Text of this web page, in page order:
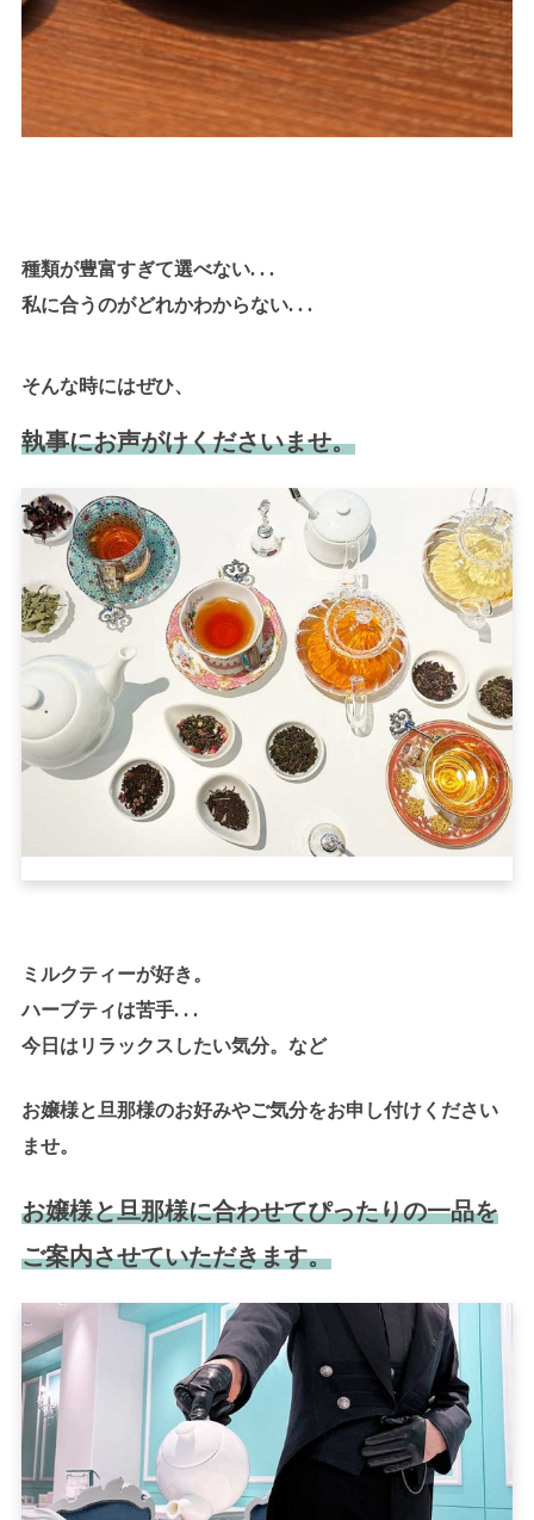
種類が豊富すぎて選べない. . .
私に合うのがどれかわからない. . .
そんな時にはぜひ、
執事にお声がけくださいませ。
ミルクティーが好き。
ハーブティは苦手. . .
今日はリラックスしたい気分。など
お嬢様と旦那様のお好みやご気分をお申し付けください
ませ。
お嬢様と旦那様に合わせてぴったりの一品を
ご案内させていただきます。